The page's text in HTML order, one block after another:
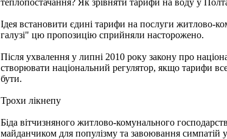
теплопостачання? Як зрівняти тарифи на воду у
Ідея встановити єдині тарифи на послуги житлово-
галузі" цю пропозицію сприйняли насторожено.
Після ухвалення у липні 2010 року закону про
створювати національний регулятор, якщо тарифи
бути.
Трохи лікнепу
Біда вітчизняного житлово-комунального
майданчиком для популізму та завоювання симпатій